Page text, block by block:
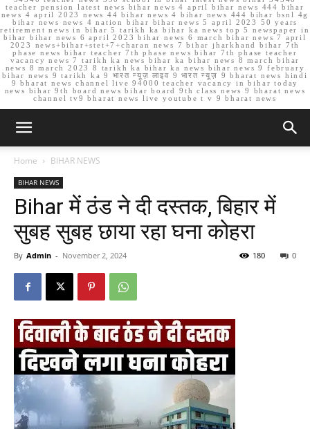
teacher pension latest news bihar news 4 april bihar news 444 bihar
news 4 april 2023 news 44 bihar news 4 bihar news 444 bihar bsnl 4g
bihar news news 4 nation bihar bihar news 5 april 2023 50 years
retirement news in bihar 5 tarikh ka bihar ka news top 5 newspaper in
bihar bihar news 6 april 2023 bihar news 6 march bihar news 7 april
2023 news+bihar+stet+7+charan news 7 bihar jharkhand bihar 7th
phase news bihar teacher 7th phase news bihar 7th phase teacher
vacancy news 7 tarikh ka news bihar ka bihar news 8 march bihar
news 8 march 2023 8 tarikh ka bihar ka news bihar news 9 february
bihar news 9 tarikh ka 9 भारत न्यूज़ लाइव 9 भारत न्यूज़ 9 bharat news hindi
9 bharat news channel live 94000 teacher vacancy in bihar today
news bihar 9th board news bihar board 9th class news 9 bharat news
channel tv9 bharat news live youtube t v 9 bharat news
Home BIHAR NEWS
BIHAR NEWS
Bihar में ठंड ने दी दस्तक, बिहार में
सुबह सुबह छाया रहा घना कोहरा
By Admin - November 2, 2024 0
180